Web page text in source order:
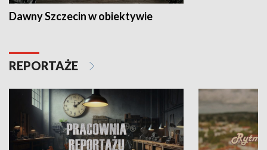
Dawny Szczecin w obiektywie
REPORTAŻE